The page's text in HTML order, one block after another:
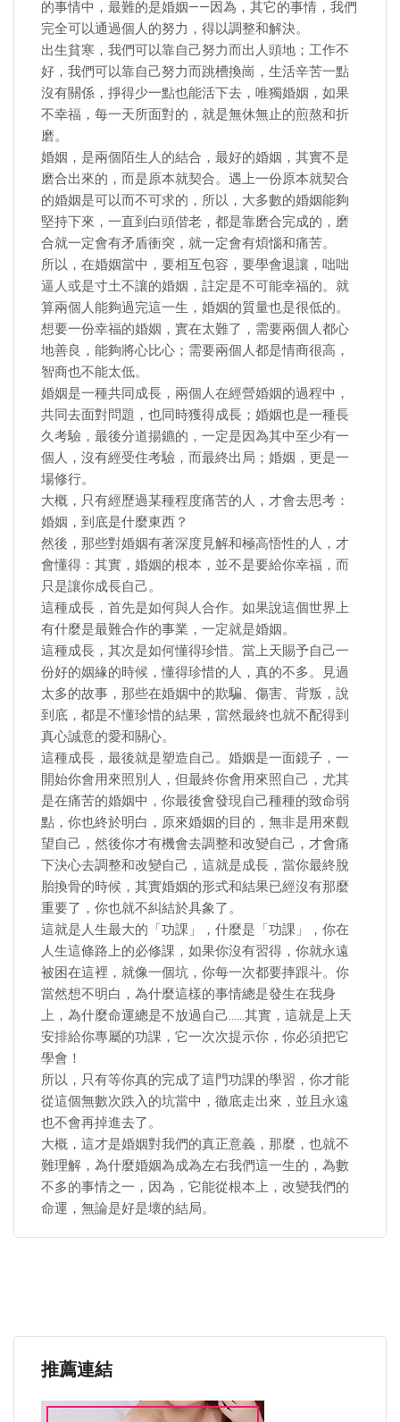
的事情中，最難的是婚姻——因為，其它的事情，我們
完全可以通過個人的努力，得以調整和解決。
出生貧寒，我們可以靠自己努力而出人頭地；工作不
好，我們可以靠自己努力而跳槽換崗，生活辛苦一點
沒有關係，掙得少一點也能活下去，唯獨婚姻，如果
不幸福，每一天所面對的，就是無休無止的煎熬和折
磨。
婚姻，是兩個陌生人的結合，最好的婚姻，其實不是
磨合出來的，而是原本就契合。遇上一份原本就契合
的婚姻是可以而不可求的，所以，大多數的婚姻能夠
堅持下來，一直到白頭偕老，都是靠磨合完成的，磨
合就一定會有矛盾衝突，就一定會有煩惱和痛苦。
所以，在婚姻當中，要相互包容，要學會退讓，咄咄
逼人或是寸土不讓的婚姻，註定是不可能幸福的。就
算兩個人能夠過完這一生，婚姻的質量也是很低的。
想要一份幸福的婚姻，實在太難了，需要兩個人都心
地善良，能夠將心比心；需要兩個人都是情商很高，
智商也不能太低。
婚姻是一種共同成長，兩個人在經營婚姻的過程中，
共同去面對問題，也同時獲得成長；婚姻也是一種長
久考驗，最後分道揚鑣的，一定是因為其中至少有一
個人，沒有經受住考驗，而最終出局；婚姻，更是一
場修行。
大概，只有經歷過某種程度痛苦的人，才會去思考：
婚姻，到底是什麼東西？
然後，那些對婚姻有著深度見解和極高悟性的人，才
會懂得：其實，婚姻的根本，並不是要給你幸福，而
只是讓你成長自己。
這種成長，首先是如何與人合作。如果說這個世界上
有什麼是最難合作的事業，一定就是婚姻。
這種成長，其次是如何懂得珍惜。當上天賜予自己一
份好的姻緣的時候，懂得珍惜的人，真的不多。見過
太多的故事，那些在婚姻中的欺騙、傷害、背叛，說
到底，都是不懂珍惜的結果，當然最終也就不配得到
真心誠意的愛和關心。
這種成長，最後就是塑造自己。婚姻是一面鏡子，一
開始你會用來照別人，但最終你會用來照自己，尤其
是在痛苦的婚姻中，你最後會發現自己種種的致命弱
點，你也終於明白，原來婚姻的目的，無非是用來觀
望自己，然後你才有機會去調整和改變自己，才會痛
下決心去調整和改變自己，這就是成長，當你最終脫
胎換骨的時候，其實婚姻的形式和結果已經沒有那麼
重要了，你也就不糾結於具象了。
這就是人生最大的「功課」，什麼是「功課」，你在
人生這條路上的必修課，如果你沒有習得，你就永遠
被困在這裡，就像一個坑，你每一次都要摔跟斗。你
當然想不明白，為什麼這樣的事情總是發生在我身
上，為什麼命運總是不放過自己……其實，這就是上天
安排給你專屬的功課，它一次次提示你，你必須把它
學會！
所以，只有等你真的完成了這門功課的學習，你才能
從這個無數次跌入的坑當中，徹底走出來，並且永遠
也不會再掉進去了。
大概，這才是婚姻對我們的真正意義，那麼，也就不
難理解，為什麼婚姻為成為左右我們這一生的，為數
不多的事情之一，因為，它能從根本上，改變我們的
命運，無論是好是壞的結局。
推薦連結